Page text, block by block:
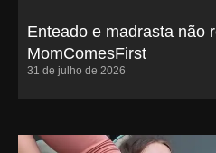
Enteado e madrasta não
MomComesFirst
31 de julho de 2026